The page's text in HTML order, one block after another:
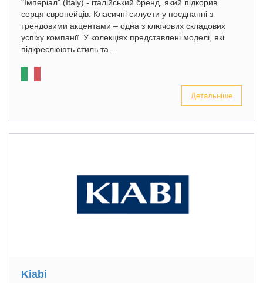
"Імперіал" (Italy) - італійський бренд, який підкорив
серця європейців. Класичні силуети у поєднанні з
трендовими акцентами – одна з ключових складових
успіху компанії. У колекціях представлені моделі, які
підкреслюють стиль та...
Детальніше
Kiabi